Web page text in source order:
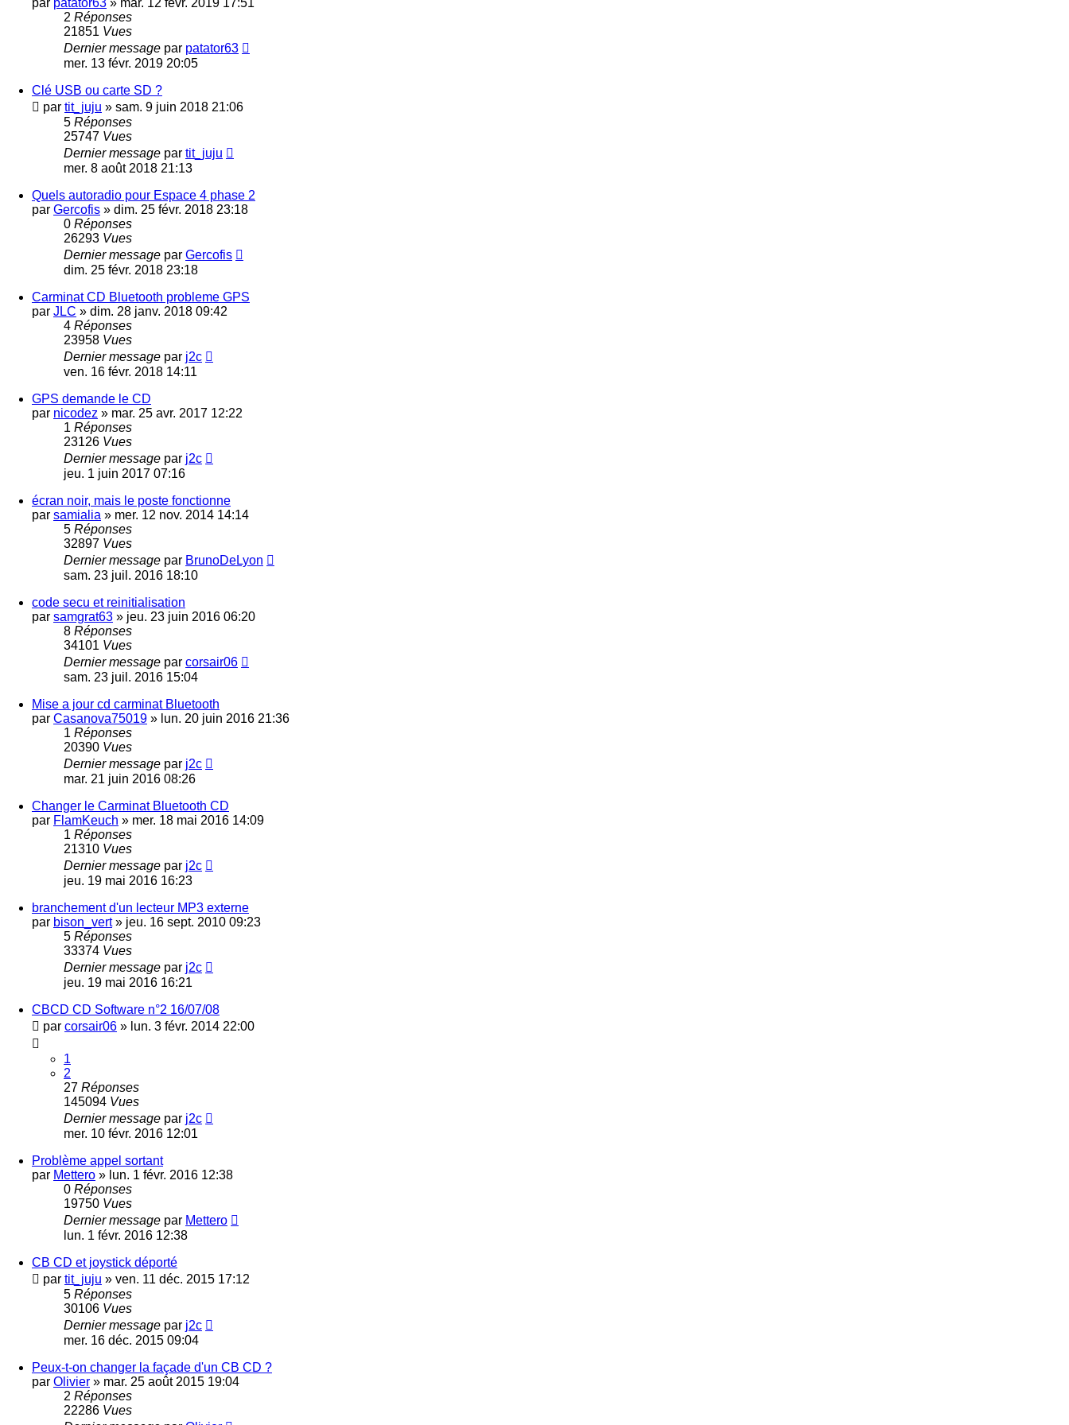
2 Réponses
21851 Vues
Dernier message par patator63
mer. 13 févr. 2019 20:05
Clé USB ou carte SD ?
par tit_juju » sam. 9 juin 2018 21:06
5 Réponses
25747 Vues
Dernier message par tit_juju
mer. 8 août 2018 21:13
Quels autoradio pour Espace 4 phase 2
par Gercofis » dim. 25 févr. 2018 23:18
0 Réponses
26293 Vues
Dernier message par Gercofis
dim. 25 févr. 2018 23:18
Carminat CD Bluetooth probleme GPS
par JLC » dim. 28 janv. 2018 09:42
4 Réponses
23958 Vues
Dernier message par j2c
ven. 16 févr. 2018 14:11
GPS demande le CD
par nicodez » mar. 25 avr. 2017 12:22
1 Réponses
23126 Vues
Dernier message par j2c
jeu. 1 juin 2017 07:16
écran noir, mais le poste fonctionne
par samialia » mer. 12 nov. 2014 14:14
5 Réponses
32897 Vues
Dernier message par BrunoDeLyon
sam. 23 juil. 2016 18:10
code secu et reinitialisation
par samgrat63 » jeu. 23 juin 2016 06:20
8 Réponses
34101 Vues
Dernier message par corsair06
sam. 23 juil. 2016 15:04
Mise a jour cd carminat Bluetooth
par Casanova75019 » lun. 20 juin 2016 21:36
1 Réponses
20390 Vues
Dernier message par j2c
mar. 21 juin 2016 08:26
Changer le Carminat Bluetooth CD
par FlamKeuch » mer. 18 mai 2016 14:09
1 Réponses
21310 Vues
Dernier message par j2c
jeu. 19 mai 2016 16:23
branchement d'un lecteur MP3 externe
par bison_vert» jeu. 16 sept. 2010 09:23
5 Réponses
33374 Vues
Dernier message par j2c
jeu. 19 mai 2016 16:21
CBCD CD Software n°2 16/07/08
par corsair06 » lun. 3 févr. 2014 22:00
1
2
27 Réponses
145094 Vues
Dernier message par j2c
mer. 10 févr. 2016 12:01
Problème appel sortant
par Mettero » lun. 1 févr. 2016 12:38
0 Réponses
19750 Vues
Dernier message par Mettero
lun. 1 févr. 2016 12:38
CB CD et joystick déporté
par tit_juju » ven. 11 déc. 2015 17:12
5 Réponses
30106 Vues
Dernier message par j2c
mer. 16 déc. 2015 09:04
Peux-t-on changer la façade d'un CB CD ?
par Olivier » mar. 25 août 2015 19:04
2 Réponses
22286 Vues